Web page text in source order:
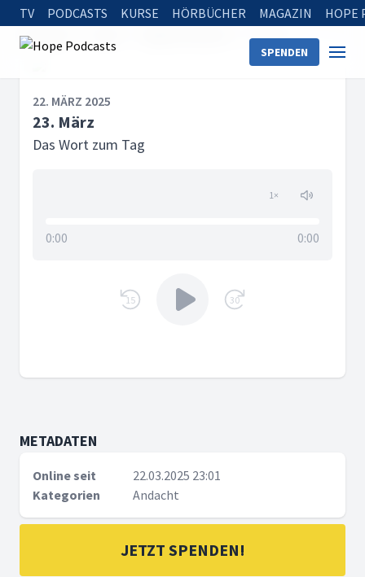
TV PODCASTS KURSE HÖRBÜCHER MAGAZIN HOPE
SPENDEN
Startseite 23. März
22. MÄRZ 2025
23. März
Das Wort zum Tag
1×
0:00 0:00
15 30
METADATEN
Online seit
22.03.2025 23:01
Kategorien
Andacht
JETZT SPENDEN!